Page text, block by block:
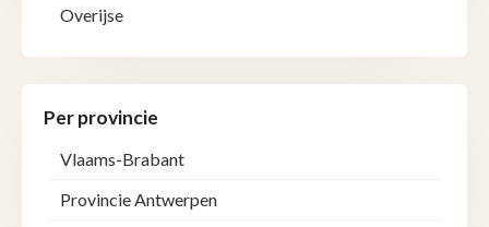
Overijse
Per provincie
Vlaams-Brabant
Provincie Antwerpen